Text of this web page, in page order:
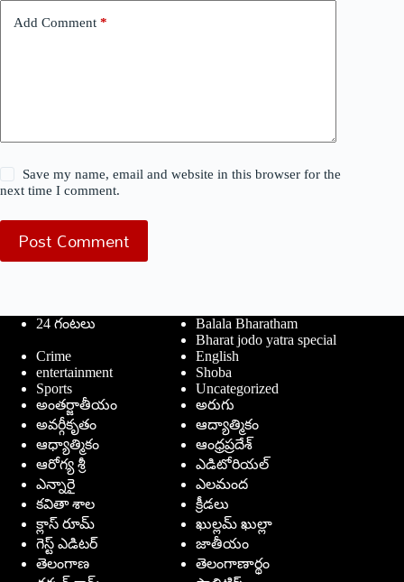
Add Comment *
Save my name, email and website in this browser for the
next time I comment.
Post Comment
24 గంటలు
Balala Bharatham
Bharat jodo yatra special
Crime
English
entertainment
Shoba
Sports
Uncategorized
అంతర్జాతీయం
అరుగు
అవర్గీకృతం
ఆద్యాత్మికం
ఆధ్యాత్మికం
ఆంధ్రప్రదేశ్
ఆరోగ్య శ్రీ
ఎడిటోరియల్
ఎన్నారై
ఎలమంద
కవితా శాల
క్రీడలు
క్లాస్ రూమ్
ఖుల్లమ్ ఖుల్లా
గెస్ట్ ఎడిటర్
జాతీయం
తెలంగాణ
తెలంగాణార్థం